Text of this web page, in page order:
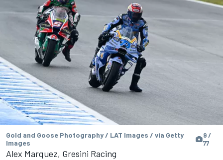
Gold and Goose Photography / LAT Images / via Getty
Images
9 /
77
Alex Marquez, Gresini Racing